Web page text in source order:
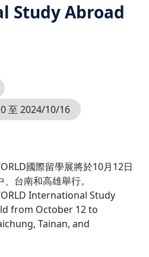
Study Abroad
至 2024/10/16
國際留學展將於10月12日
台南和高雄舉行。
International Study
from October 12 to
Tainan, and